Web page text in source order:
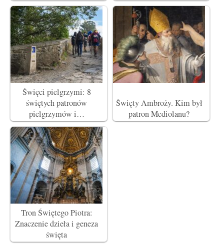
Święci pielgrzymi: 8
świętych patronów
pielgrzymów i…
Święty Ambroży. Kim był
patron Mediolanu?
Tron Świętego Piotra:
Znaczenie dzieła i geneza
święta